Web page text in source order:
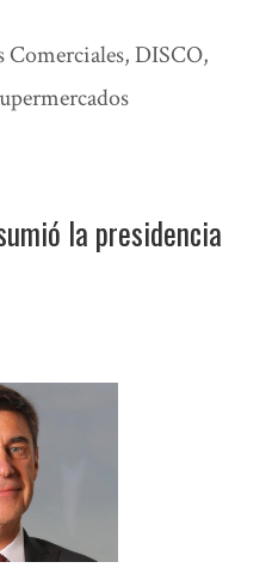
Comerciales,DISCO,
la presidencia